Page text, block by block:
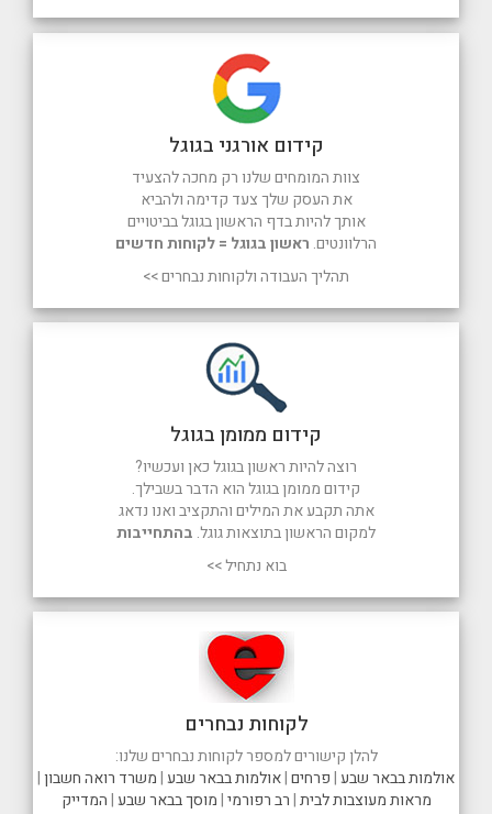
לקוחות נבחרים
להלן קישורים למספר לקוחות נבחרים שלנו:
אולמות בבאר שבע|פרחים|אולמות בבאר שבע|משרד רואה חשבון|
מראות מעוצבות לבית|רב רפורמי|מוסך בבאר שבע|המדייק
קידום ממומן בגוגל
רוצה להיות ראשון בגוגל כאן ועכשיו?
קידום ממומן בגוגל הוא הדבר בשבילך.
אתה תקבע את המילים והתקציב ואנו נדאג
למקום הראשון בתוצאות גוגל. בהתחייבות
בוא נתחיל >>
קידום אורגני בגוגל
צוות המומחים שלנו רק מחכה להצעיד
את העסק שלך צעד קדימה ולהביא
אותך להיות בדף הראשון בגוגל בביטויים
הרלוונטים. ראשון בגוגל = לקוחות חדשים
תהליך העבודה ולקוחות נבחרים >>